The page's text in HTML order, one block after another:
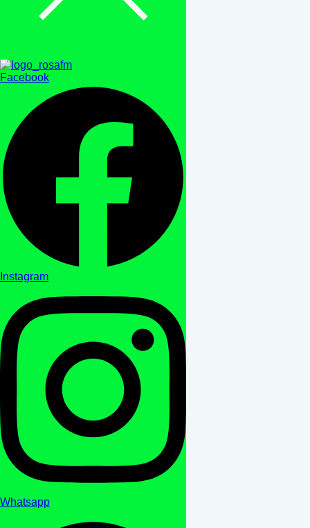
Facebook
Instagram
Whatsapp